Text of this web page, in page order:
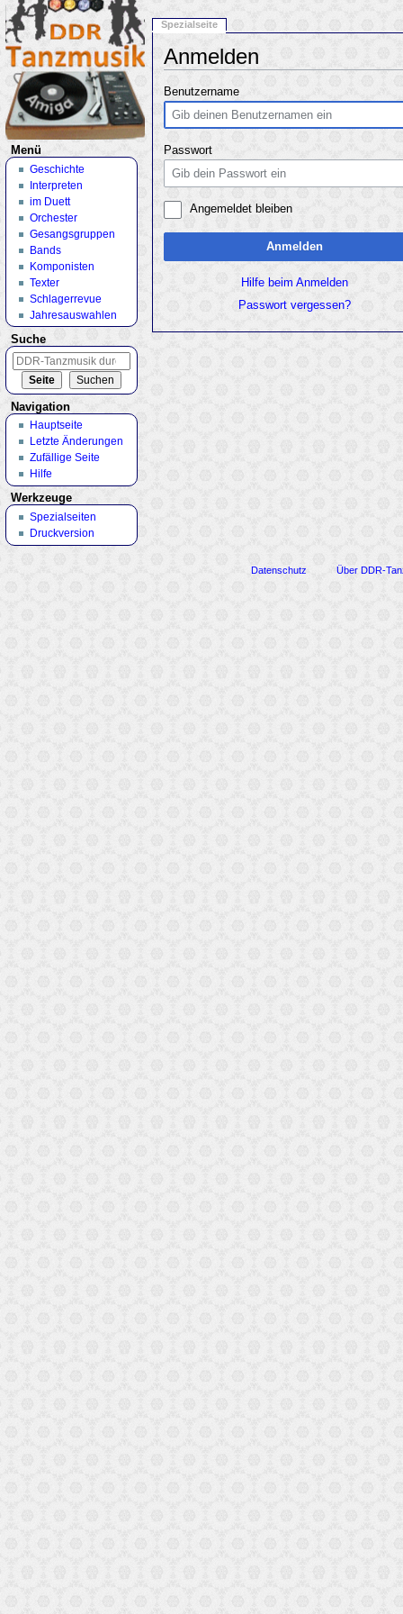
Anmelden
Benutzername
Passwort
Angemeldet bleiben
Anmelden
Hilfe beim Anmelden
Passwort vergessen?
Spezialseite
Menü
Geschichte
Interpreten
im Duett
Orchester
Gesangsgruppen
Bands
Komponisten
Texter
Schlagerrevue
Jahresauswahlen
Suche
Navigation
Hauptseite
Letzte Änderungen
Zufällige Seite
Hilfe
Werkzeuge
Spezialseiten
Druckversion
Datenschutz Über DDR-